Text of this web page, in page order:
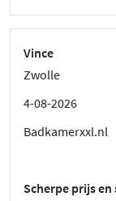
Vince
Zwolle
4-08-2026
Badkamerxxl.nl
Scherpe prijs